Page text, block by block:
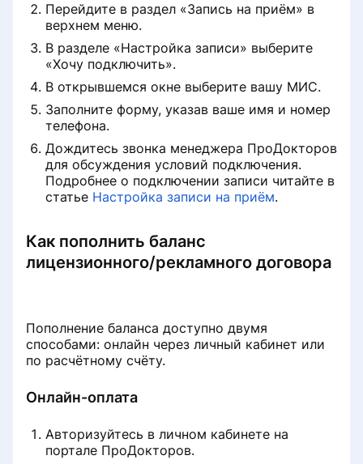
Правила размещения
изображений и видео на странице
врача
Как сохранить профиль при
переезде в другую страну СНГ
Удаление врача из списка клиники
Восстановление доступа в личный
кабинет клиники
Не работает онлайн-запись
Информация о клинике
Данные реальной практики
Бесплатный приём при условии
лечения
направлением
Снизилось количество записей с
портала
Запись по телефону
Перейдите в раздел «Запись на приём» в
верхнем меню.
В разделе «Настройка записи» выберите
«Хочу подключить».
В открывшемся окне выберите вашу МИС.
Заполните форму, указав ваше имя и номер
телефона.
Дождитесь звонка менеджера ПроДокторов
для обсуждения условий подключения.
Подробнее о подключении записи читайте в
статье Настройка записи на приём.
Как пополнить баланс
лицензионного/рекламного договора
Пополнение баланса доступно двумя
способами: онлайн через личный кабинет или
по расчётному счёту.
Онлайн-оплата
Авторизуйтесь в личном кабинете на
портале ПроДокторов.